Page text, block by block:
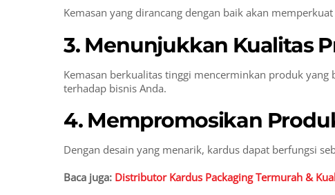
Kemasan yang dirancang dengan baik akan
3. Menunjukkan Kualitas
Kemasan berkualitas tinggi mencerminkan produk
terhadap bisnis Anda.
4. Mempromosikan
Dengan desain yang menarik, kardus dapat berfungsi
Baca juga: Distributor Kardus Packaging Termurah &